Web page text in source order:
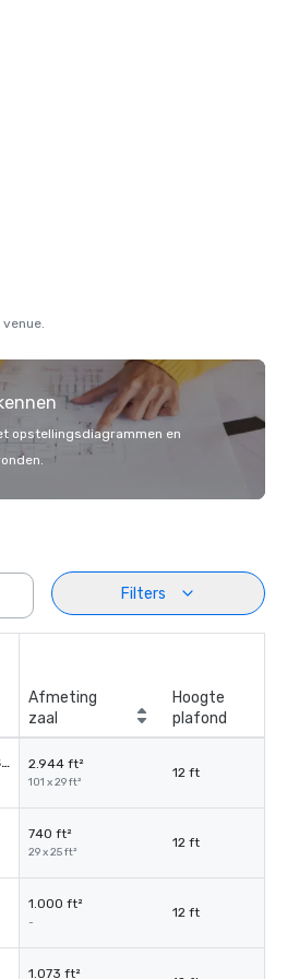
opstellingsdiagrammen en
Filters
Afmeting
zaal
Hoogte
plafond
Banquet Room (Capital, Summit, LBJ) 2.944 ft²
101 x 29 ft²
12 ft
740 ft²
29 x 25 ft²
12 ft
1.000 ft²
-
12 ft
1.073 ft²